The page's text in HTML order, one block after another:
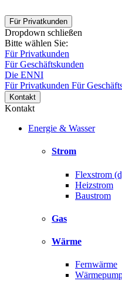
Für Privatkunden
Dropdown schließen
Bitte wählen Sie:
Für Privatkunden
Für Geschäftskunden
Die ENNI
Für Privatkunden Für
Kontakt
Kontakt
Energie & Wasser
Strom
Flexstrom
Heizstrom
Baustrom
Gas
Wärme
Fernwärme